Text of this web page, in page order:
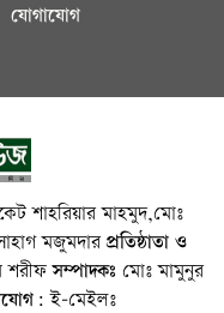
যোগাযোগ
শাহরিয়ার মাহমুদ,মোঃ
মজুমদারপ্রতিষ্ঠাতা ও
শরীফসম্পাদকঃ মোঃ মামুনুর
ই-মেইলঃ